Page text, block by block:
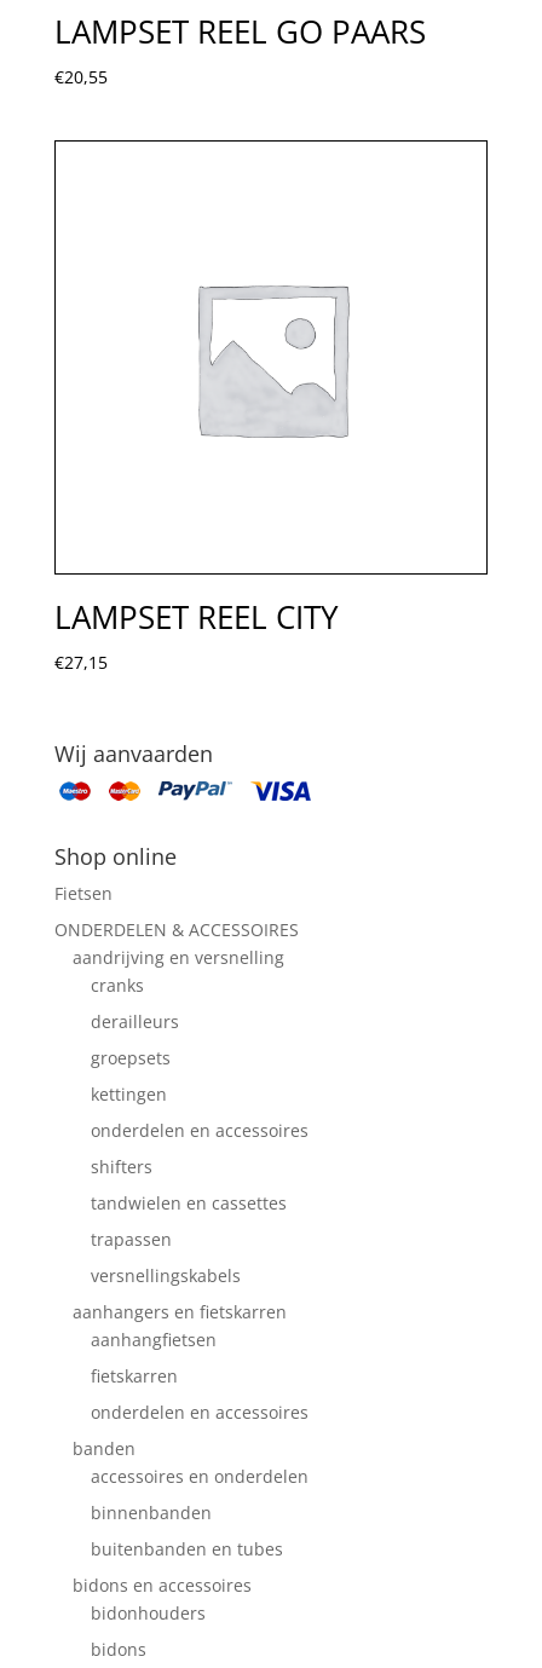
LAMPSET REEL GO PAARS
€20,55
LAMPSET REEL CITY
€27,15
Wij aanvaarden
Shop online
Fietsen
ONDERDELEN & ACCESSOIRES
aandrijving en versnelling
cranks
derailleurs
groepsets
kettingen
onderdelen en accessoires
shifters
tandwielen en cassettes
trapassen
versnellingskabels
aanhangers en fietskarren
aanhangfietsen
fietskarren
onderdelen en accessoires
banden
accessoires en onderdelen
binnenbanden
buitenbanden en tubes
bidons en accessoires
bidonhouders
bidons